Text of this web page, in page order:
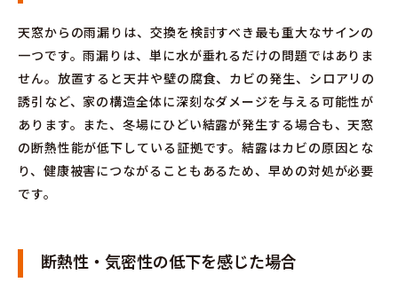
天窓からの雨漏りは、交換を検討すべき最も重大なサインの
一つです。雨漏りは、単に水が垂れるだけの問題ではありま
せん。放置すると天井や壁の腐食、カビの発生、シロアリの
誘引など、家の構造全体に深刻なダメージを与える可能性が
あります。また、冬場にひどい結露が発生する場合も、天窓
の断熱性能が低下している証拠です。結露はカビの原因とな
り、健康被害につながることもあるため、早めの対処が必要
です。
断熱性・気密性の低下を感じた場合